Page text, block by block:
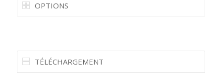
OPTIONS
TÉLÉCHARGEMENT